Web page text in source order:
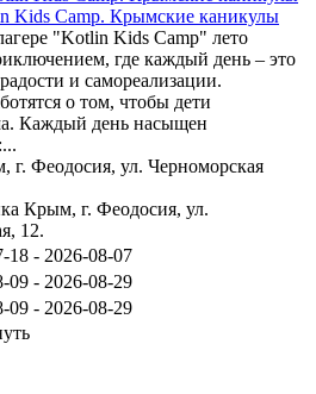
Kids Camp. Крымские каникулы
"Kotlin Kids Camp" лето
где каждый день – это
и самореализации.
о том, чтобы дети
Каждый день насыщен
г. Феодосия, ул. Черноморская
Крым, г. Феодосия, ул.
12.
18 - 2026-08-07
09 - 2026-08-29
09 - 2026-08-29